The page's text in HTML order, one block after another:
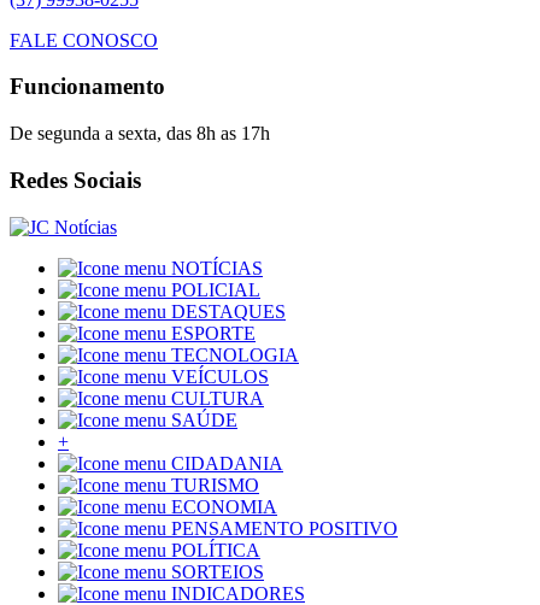
FALE CONOSCO
Funcionamento
De segunda a sexta, das 8h as 17h
Redes Sociais
NOTÍCIAS
POLICIAL
DESTAQUES
ESPORTE
TECNOLOGIA
VEÍCULOS
CULTURA
SAÚDE
+
CIDADANIA
TURISMO
ECONOMIA
PENSAMENTO POSITIVO
POLÍTICA
SORTEIOS
INDICADORES